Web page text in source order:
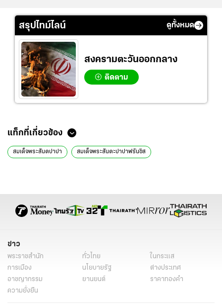
สรุปไทม์ไลน์ ดูทั้งหมด
สงครามตะวันออกกลาง
ติดตาม
แท็กที่เกี่ยวข้อง
สมเด็จพระสันตปาปา สมเด็จพระสันตะปาปาฟรันซิส
ข่าว
พระราชสำนัก ทั่วไทย
ในกระแส
การเมือง
นโยบายรัฐ
ต่างประเทศ
อาชญากรรม
ยานยนต์
ราคาทองคำ
ความยั่งยืน